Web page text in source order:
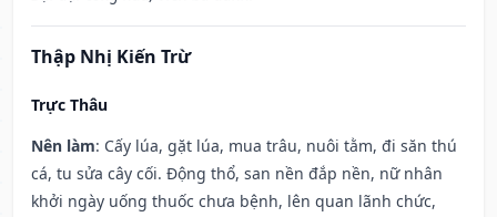
Thập Nhị Kiến Trừ
Trực Thâu
Nên làm: Cấy lúa, gặt lúa, mua trâu, nuôi tằm, đi săn thú
cá, tu sửa cây cối. Động thổ, san nền đắp nền, nữ nhân
khởi ngày uống thuốc chưa bệnh, lên quan lãnh chức,